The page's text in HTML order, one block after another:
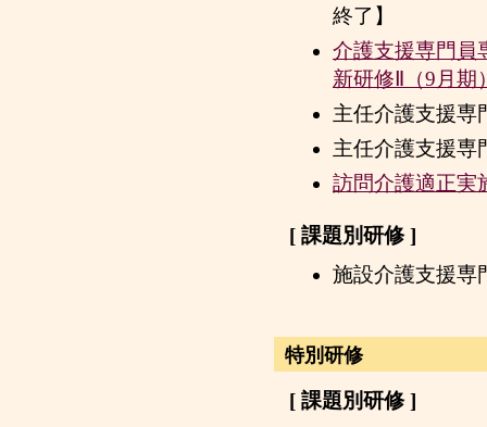
終了】
介護支援専門員
新研修Ⅱ（9月期
主任介護支援専
主任介護支援専
訪問介護適正実
[ 課題別研修 ]
施設介護支援専
特別研修
[ 課題別研修 ]